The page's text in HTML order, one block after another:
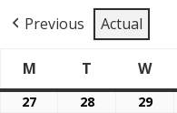
Previous
Actual
M
Dilluns
T Dimarts
W
27 27/07/2026
28 28/07/2026
2929/